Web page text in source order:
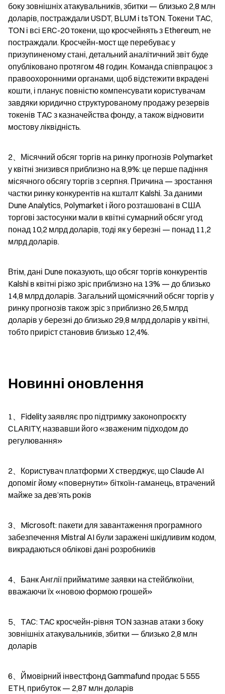
боку зовнішніх атакувальників, збитки — близько 2,8 млн
доларів, постраждали USDT, BLUM і tsTON. Токени TAC,
TON і всі ERC-20 токени, що кросчейнять з Ethereum, не
постраждали. Кросчейн-мост ще перебуває у
призупиненому стані, детальний аналітичний звіт буде
опубліковано протягом 48 годин. Команда співпрацює з
правоохоронними органами, щоб відстежити вкрадені
кошти, і планує повністю компенсувати користувачам
завдяки юридично структурованому продажу резервів
токенів TAC з казначейства фонду, а також відновити
мостову ліквідність.
2、Місячний обсяг торгів на ринку прогнозів Polymarket
у квітні знизився приблизно на 8,9%: це перше падіння
місячного обсягу торгів з серпня. Причина — зростання
частки ринку конкурентів на кшталт Kalshi. За даними
Dune Analytics, Polymarket і його розташовані в США
торгові застосунки мали в квітні сумарний обсяг угод
понад 10,2 млрд доларів, тоді як у березні — понад 11,2
млрд доларів.
Втім, дані Dune показують, що обсяг торгів конкурентів
Kalshi в квітні різко зріс приблизно на 13% — до близько
14,8 млрд доларів. Загальний щомісячний обсяг торгів у
ринку прогнозів також зріс з приблизно 26,5 млрд
доларів у березні до близько 29,8 млрд доларів у квітні,
тобто приріст становив близько 12,4%.
Новинні оновлення
1、Fidelity заявляє про підтримку законопроєкту
CLARITY, назвавши його «зваженим підходом до
регулювання»
2、Користувач платформи X стверджує, що Claude AI
допоміг йому «повернути» біткоїн-гаманець, втрачений
майже за дев’ять років
3、Microsoft: пакети для завантаження програмного
забезпечення Mistral AI були заражені шкідливим кодом,
викрадаються облікові дані розробників
4、Банк Англії прийматиме заявки на стейблкоїни,
вважаючи їх «новою формою грошей»
5、TAC: TAC кросчейн-рівня TON зазнав атаки з боку
зовнішніх атакувальників, збитки — близько 2,8 млн
доларів
6、Ймовірний інвестфонд Gammafund продає 5 555
ETH, прибуток — 2,87 млн доларів